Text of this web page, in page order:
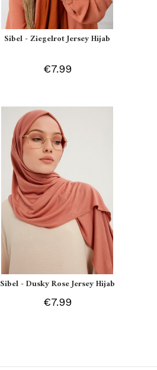
Sibel - Ziegelrot Jersey Hijab
€7.99
Sibel - Dusky Rose Jersey Hijab
€7.99